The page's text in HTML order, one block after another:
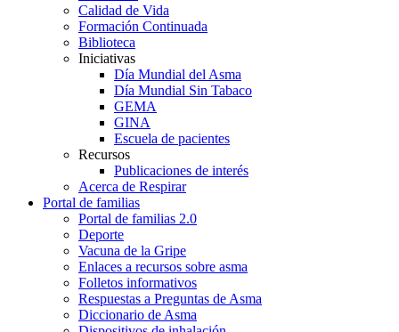
Calidad de Vida
Formación Continuada
Biblioteca
Iniciativas
Día Mundial del Asma
Día Mundial Sin Tabaco
GEMA
GINA
Escuela de pacientes
Recursos
Publicaciones de interés
Acerca de Respirar
Portal de familias
Portal de familias 2.0
Deporte
Vacuna de la Gripe
Enlaces a recursos sobre asma
Folletos informativos
Respuestas a Preguntas de Asma
Diccionario de Asma